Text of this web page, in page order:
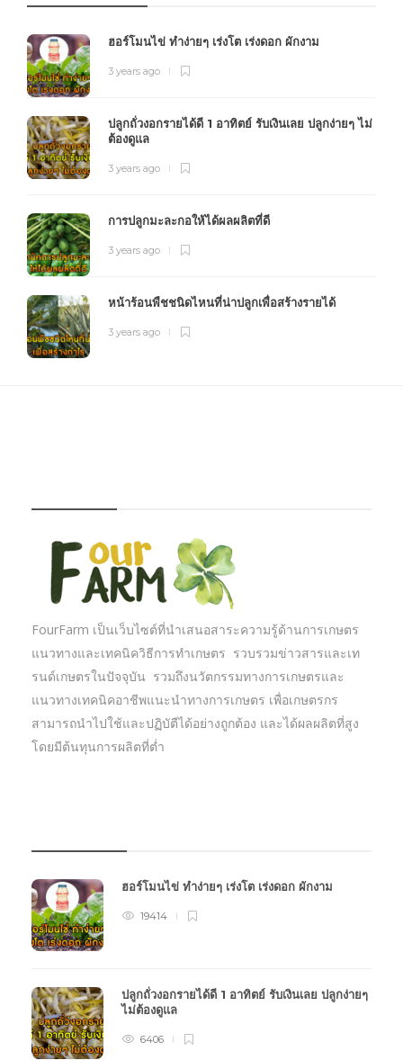
ฮอร์โมนไข่ ทำง่ายๆ เร่งโต เร่งดอก ผักงาม
3 years ago
ปลูกถั่วงอกรายได้ดี 1 อาทิตย์ รับเงินเลย ปลูกง่ายๆ ไม่
ต้องดูแล
3 years ago
การปลูกมะละกอให้ได้ผลผลิตที่ดี
3 years ago
หน้าร้อนพืชชนิดไหนที่น่าปลูกเพื่อสร้างรายได้
3 years ago
FourFarm เป็นเว็บไซต์ที่นำเสนอสาระความรู้ด้านการเกษตร
แนวทางและเทคนิควิธีการทำเกษตร รวบรวมข่าวสารและเท
รนด์เกษตรในปัจจุบัน รวมถึงนวัตกรรมทางการเกษตรและ
แนวทางเทคนิคอาชีพแนะนำทางการเกษตร เพื่อเกษตรกร
สามารถนำไปใช้และปฏิบัตืได้อย่างถูกต้อง และได้ผลผลิตที่สูง
โดยมีต้นทุนการผลิตที่ต่ำ
ฮอร์โมนไข่ ทำง่ายๆ เร่งโต เร่งดอก ผักงาม
19414
ปลูกถั่วงอกรายได้ดี 1 อาทิตย์ รับเงินเลย ปลูกง่ายๆ
ไม่ต้องดูแล
6406